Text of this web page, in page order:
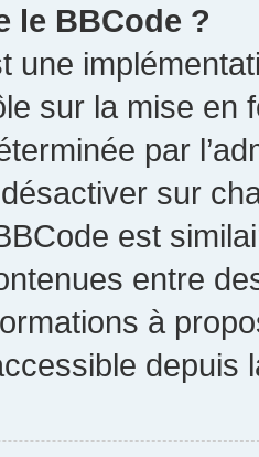
le BBCode ?
une
sur la mise en
par
sur
est
entre
à
depuis